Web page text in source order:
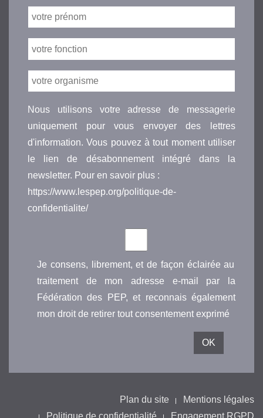
Nous utilisons votre adresse de messagerie
uniquement pour vous envoyer des lettres
d'information. Vous pouvez à tout moment utiliser
le lien de désabonnement intégré dans la
newsletter. Pour en savoir plus :
https://www.lespep.org/politique-de-
confidentialite/
Je consens, librement, et de façon éclairée au
traitement de mon adresse e-mail par la
Fédération des PEP, et reconnais également
mon droit de retirer tout consentement exprimé
Plan du site
Mentions légales
Politique de confidentialité
Engagement RGPD